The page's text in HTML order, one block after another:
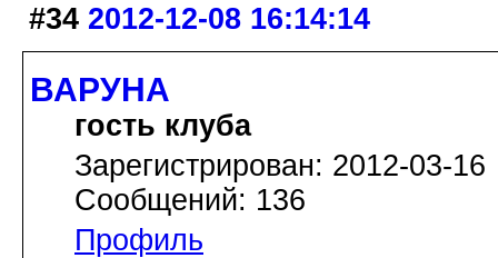
#34 2012-12-08 16:14:14
ВАРУНА
гость клуба
Зарегистрирован: 2012-03-16
Сообщений: 136
Профиль